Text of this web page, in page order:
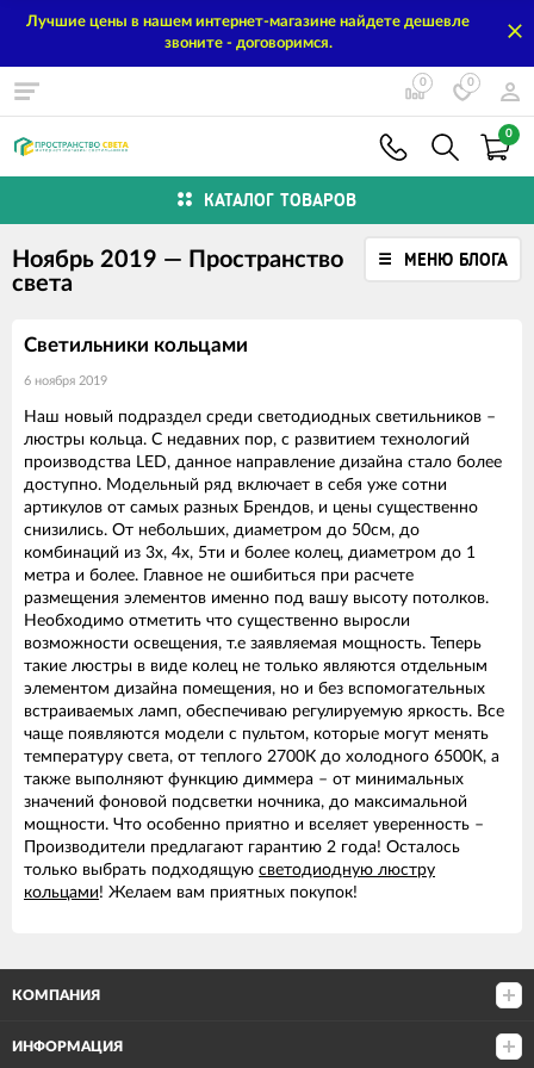
Лучшие цены в нашем интернет-магазине найдете дешевле
звоните - договоримся.
0 0
0
КАТАЛОГ ТОВАРОВ
МЕНЮ БЛОГА
Ноябрь 2019 — Пространство
света
Светильники кольцами
6 ноября 2019
Наш новый подраздел среди светодиодных светильников –
люстры кольца. С недавних пор, с развитием технологий
производства LED, данное направление дизайна стало более
доступно. Модельный ряд включает в себя уже сотни
артикулов от самых разных Брендов, и цены существенно
снизились. От небольших, диаметром до 50см, до
комбинаций из 3х, 4х, 5ти и более колец, диаметром до 1
метра и более. Главное не ошибиться при расчете
размещения элементов именно под вашу высоту потолков.
Необходимо отметить что существенно выросли
возможности освещения, т.е заявляемая мощность. Теперь
такие люстры в виде колец не только являются отдельным
элементом дизайна помещения, но и без вспомогательных
встраиваемых ламп, обеспечиваю регулируемую яркость. Все
чаще появляются модели с пультом, которые могут менять
температуру света, от теплого 2700К до холодного 6500К, а
также выполняют функцию диммера – от минимальных
значений фоновой подсветки ночника, до максимальной
мощности. Что особенно приятно и вселяет уверенность –
Производители предлагают гарантию 2 года! Осталось
только выбрать подходящую светодиодную люстру
кольцами! Желаем вам приятных покупок!
КОМПАНИЯ
ИНФОРМАЦИЯ